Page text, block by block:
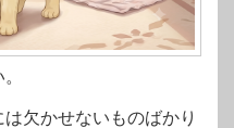
欠かせないものばかり